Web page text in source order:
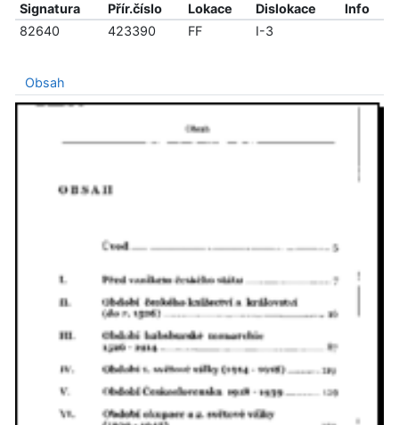
Signatura Přír.číslo Lokace Dislokace
Info
82640
423390 FF I-3
Obsah